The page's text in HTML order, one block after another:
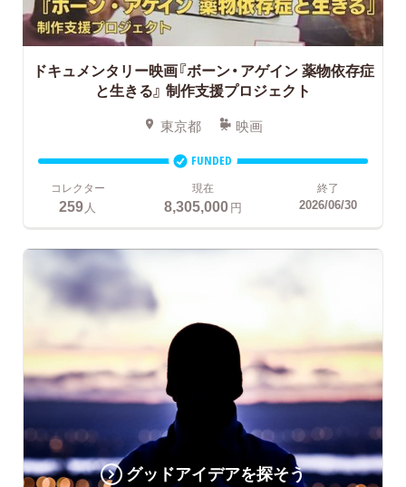
ドキュメンタリー映画『ボーン・アゲイン 薬物依存症
と生きる』 制作支援プロジェクト
東京都 映画
FUNDED
コレクター
259 人
現在
8,305,000円
終了
2026/06/30
グッドアイデアを探そう